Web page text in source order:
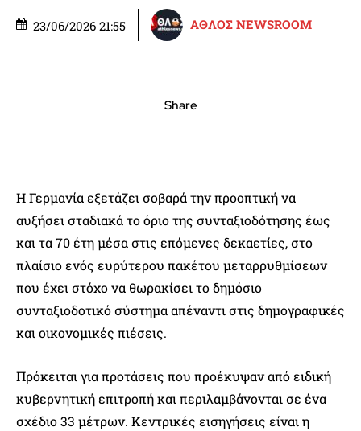
23/06/2026 21:55 ΑΘΛΟΣ NEWSROOM
Share
Η Γερμανία εξετάζει σοβαρά την προοπτική να
αυξήσει σταδιακά το όριο της συνταξιοδότησης έως
και τα 70 έτη μέσα στις επόμενες δεκαετίες, στο
πλαίσιο ενός ευρύτερου πακέτου μεταρρυθμίσεων
που έχει στόχο να θωρακίσει το δημόσιο
συνταξιοδοτικό σύστημα απέναντι στις δημογραφικές
και οικονομικές πιέσεις.
Πρόκειται για προτάσεις που προέκυψαν από ειδική
κυβερνητική επιτροπή και περιλαμβάνονται σε ένα
σχέδιο 33 μέτρων. Κεντρικές εισηγήσεις είναι η